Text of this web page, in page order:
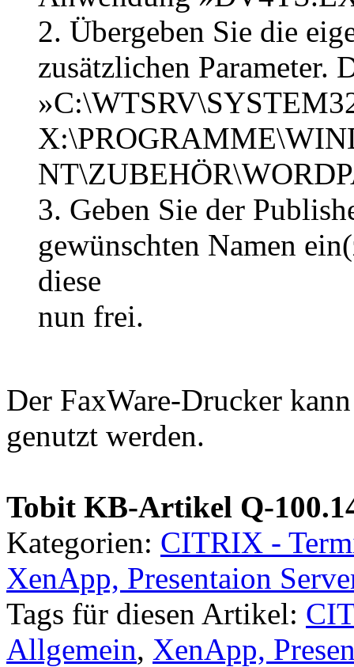
2. Übergeben Sie die
zusätzlichen Parameter.
3. Geben Sie der
gewünschten Namen
diese
nun frei.
Der FaxWare-Drucker
genutzt werden.
Tobit KB-Artikel Q-
Kategorien: CITRIX -
XenApp, Presentaion
Tags für diesen Artikel:
Allgemein, XenApp,